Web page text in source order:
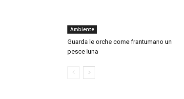
Ambiente
Guarda le orche come frantumano un
pesce luna